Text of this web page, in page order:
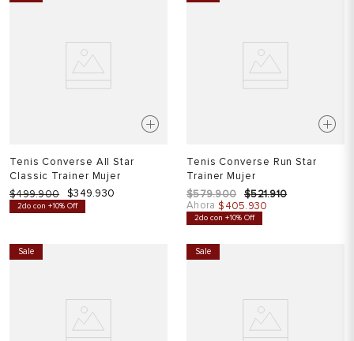
Tenis Converse All Star
Classic Trainer Mujer
$499.900 $349.930
2do con +10% Off
Tenis Converse Run Star
Trainer Mujer
$579.900 $521.910
Ahora $405.930
2do con +10% Off
Sale Sale